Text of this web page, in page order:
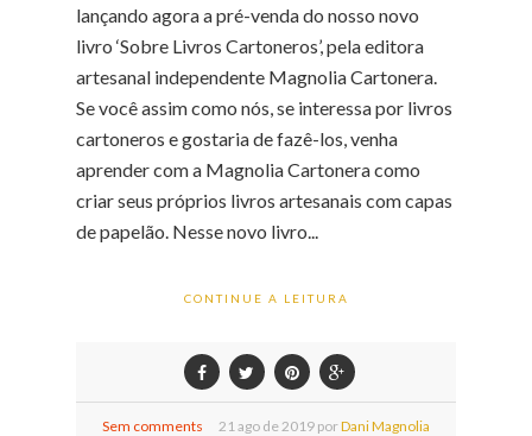
lançando agora a pré-venda do nosso novo
livro ‘Sobre Livros Cartoneros’, pela editora
artesanal independente Magnolia Cartonera.
Se você assim como nós, se interessa por livros
cartoneros e gostaria de fazê-los, venha
aprender com a Magnolia Cartonera como
criar seus próprios livros artesanais com capas
de papelão. Nesse novo livro...
CONTINUE A LEITURA
Sem comments 21ago de2019 porDani Magnolia